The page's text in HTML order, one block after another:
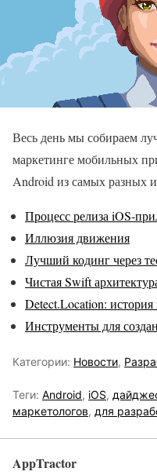
Весь день мы собираем
маркетинге мобильных
Android из самых разных
Процесс релиза iOS-
Иллюзия движения
Лучший кодинг через
Чистая Swift
Detect.Location:
Инструменты для
Категории: Новости,
Теги: Android, iOS,
маркетологов, для
AppTractor